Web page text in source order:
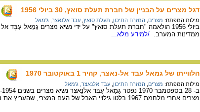
דגל מצרים על הבניין של חברת תעלת סואץ, 30 ביולי 1956
מילות המפתח: מצרים המזרח התיכון תעלת סואץ עבד אלנאצר, ג'מאל
ממדינות המערב. /למידע מלא...
הלווייתו של גמאל עבד אל-נאצר, קהיר 1 באוקטובר 1970
מילות המפתח: מצרים המזרח התיכון עבד אלנאצר, ג'מאל
מצרים אחרי מלחמת 1967 בלטו גילויי האבל של העם המצרי, שהעריץ את נאצר.